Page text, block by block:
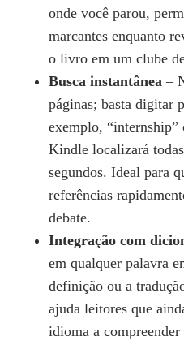
onde você parou,
marcantes enquanto
o livro em um clube
Busca instantânea –
páginas; basta digitar
exemplo,
Kindle localizará
segundos. Ideal para
referências
debate.
Integração com
em qualquer palavra
definição ou a
ajuda leitores que
idioma a compreender